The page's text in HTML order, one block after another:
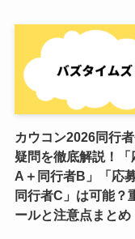
カウコン2026同行
疑問を徹底解説！「
A＋同行者B」「応
同行者C」は可能？
ールと注意点まとめ